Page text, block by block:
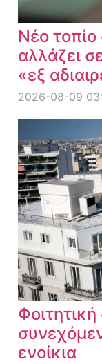
Νέο τοπίο
αλλάζει
«εξ
2026-08-09
ενοίκια